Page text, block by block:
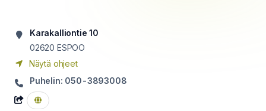
Karakalliontie 10
02620 ESPOO
Näytä ohjeet
Puhelin: 050-3893008